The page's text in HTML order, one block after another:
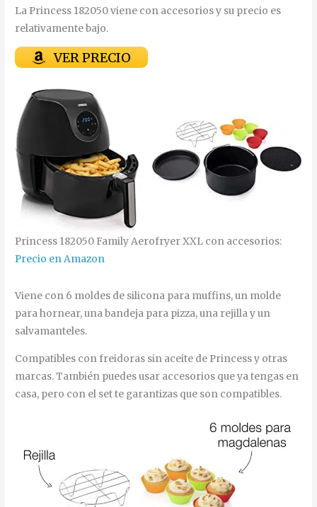
La Princess 182050 viene con accesorios y su precio es
relativamente bajo.
VER PRECIO
Princess 182050 Family Aerofryer XXL con accesorios:
Precio en Amazon
Viene con 6 moldes de silicona para muffins, un molde
para hornear, una bandeja para pizza, una rejilla y un
salvamanteles.
Compatibles con freidoras sin aceite de Princess y otras
marcas. También puedes usar accesorios que ya tengas en
casa, pero con el set te garantizas que son compatibles.